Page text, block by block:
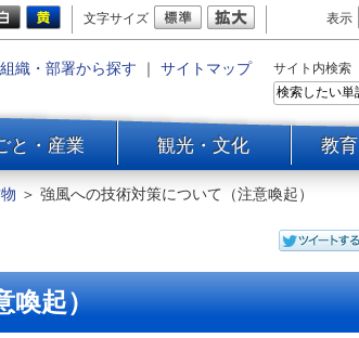
文字サイズ 表示
組織・部署から探す ｜ サイトマップ サイト内検索
と・産業 観光・文化 教
＞ 強風への技術対策について（注意喚起）
喚起）